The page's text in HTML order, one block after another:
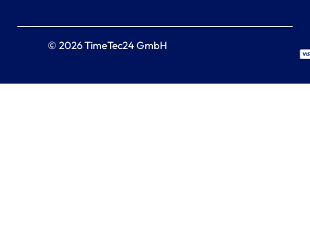
© 2026 TimeTec24 GmbH